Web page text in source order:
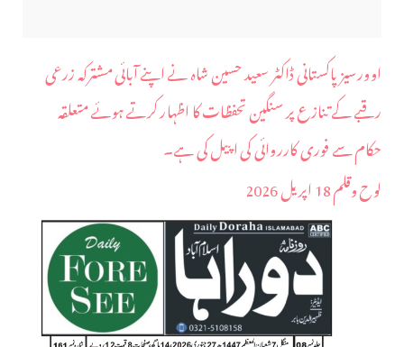
اوورسیز پاکستانی ڈاکٹر سعید حسین شاہ نے اپنے آبائی مشترکہ زرعی
رقبے کے تنازع پر سنگین تحفظات کا اظہار کرتے ہوئے متعلقہ
حکام سے فوری کارروائی کی اپیل کی ہے۔
لوح وقلم 18 اپریل 2026